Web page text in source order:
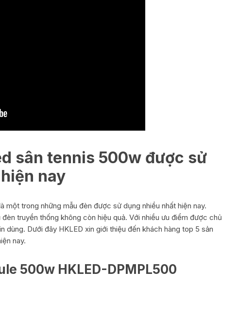
sân tennis 500w được sử
nay
một trong những mẫu đèn được sử dụng nhiều nhất hiện nay.
truyền thống không còn hiệu quả. Với nhiều ưu điểm được chủ
dùng. Dưới đây HKLED xin giới thiệu đến khách hàng top 5 sản
nay.
500w HKLED-DPMPL500